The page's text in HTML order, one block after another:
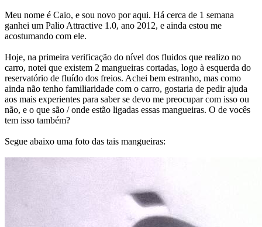
Meu nome é Caio, e sou novo por aqui. Há cerca de 1 semana
ganhei um Palio Attractive 1.0, ano 2012, e ainda estou me
acostumando com ele.
Hoje, na primeira verificação do nível dos fluidos que realizo no
carro, notei que existem 2 mangueiras cortadas, logo à esquerda do
reservatório de fluído dos freios. Achei bem estranho, mas como
ainda não tenho familiaridade com o carro, gostaria de pedir ajuda
aos mais experientes para saber se devo me preocupar com isso ou
não, e o que são / onde estão ligadas essas mangueiras. O de vocês
tem isso também?
Segue abaixo uma foto das tais mangueiras: